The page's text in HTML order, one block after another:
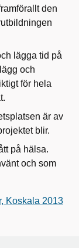
den
lägga tid på
och
för hela
är av
blir.
på hälsa.
och som
Koskala 2013